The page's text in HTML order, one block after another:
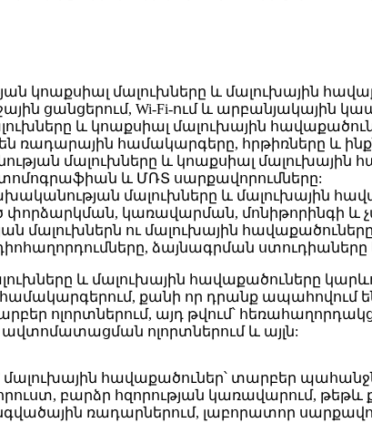
կոաքսիալ մալուխները և մալուխային
ցանցերում, Wi-Fi-ում և արբանյակային
և կոաքսիալ մալուխային
ռադարային համակարգերը, հրթիռները և
մալուխները և կոաքսիալ մալուխային
տոմոգրաֆիան և ՄՌՏ սարքավորումները:
մալուխները և մալուխային
փորձարկման, կառավարման, մոնիթորինգի
մալուխներն ու մալուխային
ձայնագրման
և մալուխային հավաքածուները
քանի որ դրանք ապահովում են
ոլորտներում, այդ թվում՝
ոլորտներում և այլն:
մալուխային հավաքածուներ՝ տարբեր
բարձր հզորության կառավարում,
ռադարներում, լաբորատոր